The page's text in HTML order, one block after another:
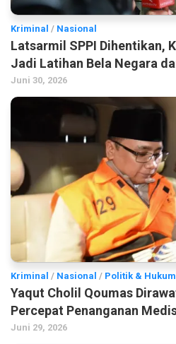
Kriminal / Nasional
Latsarmil SPPI Dihentikan,
Jadi Latihan Bela Negara
Juni 30, 2026
Kriminal / Nasional / Politik & Hukum
Yaqut Cholil Qoumas
Percepat Penanganan
Juni 29, 2026